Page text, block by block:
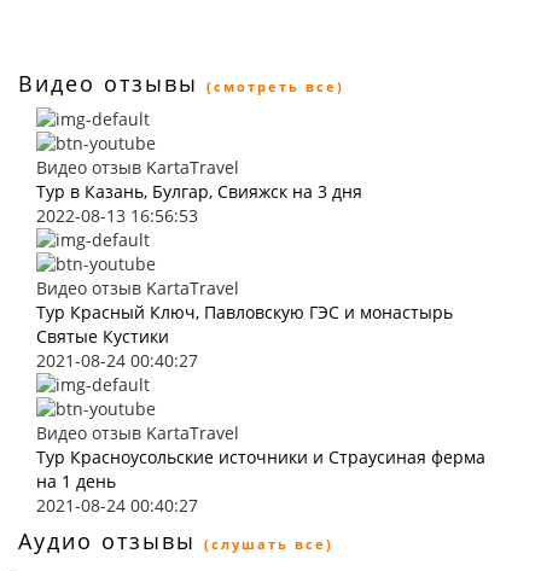
Видео отзывы (смотреть все)
Видео отзыв KartaTravel
Тур в Казань, Булгар, Свияжск на 3 дня
2022-08-13 16:56:53
Видео отзыв KartaTravel
Тур Красный Ключ, Павловскую ГЭС и монастырь
Святые Кустики
2021-08-24 00:40:27
Видео отзыв KartaTravel
Тур Красноусольские источники и Страусиная ферма
на 1 день
2021-08-24 00:40:27
Аудио отзывы (слушать все)